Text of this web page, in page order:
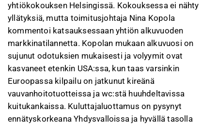
yhtiökokouksen Helsingissä. Kokouksessa ei nähty
yllätyksiä, mutta toimitusjohtaja Nina Kopola
kommentoi katsauksessaan yhtiön alkuvuoden
markkinatilannetta. Kopolan mukaan alkuvuosi on
sujunut odotuksien mukaisesti ja volyymit ovat
kasvaneet etenkin USA:ssa, kun taas varsinkin
Euroopassa kilpailu on jatkunut kireänä
vauvanhoitotuotteissa ja wc:stä huuhdeltavissa
kuitukankaissa. Kuluttajaluottamus on pysynyt
ennätyskorkeana Yhdysvalloissa ja hyvällä tasolla